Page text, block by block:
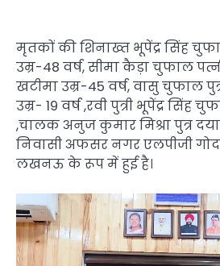
मृतकों की शिनाख्त भूपेंद्र सिंह
उम्र-48 वर्ष, सीमा कैड़ा चुफाल
खटीमा उम्र-45 वर्ष, वासु चुफाल
उम्र- 19 वर्ष ,रवी पुत्री भूपेंद्र सिंह
,चालक अनुज कुमार मिश्रा पुत्र दया
निवासी अफसर नगर एलपीजी
लखनऊ के रूप में हुई है।
Video
Player